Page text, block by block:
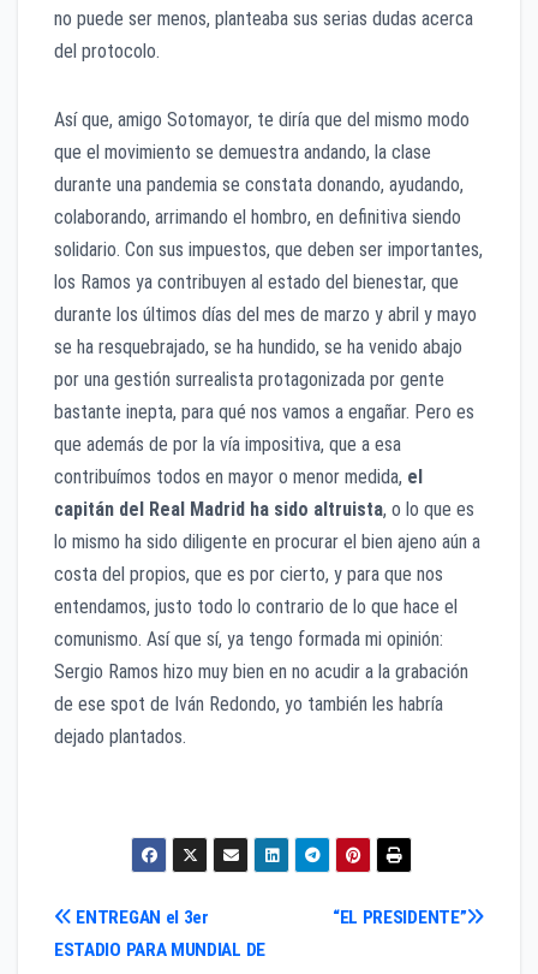
no puede ser menos, planteaba sus serias dudas acerca
del protocolo.
Así que, amigo Sotomayor, te diría que del mismo modo
que el movimiento se demuestra andando, la clase
durante una pandemia se constata donando, ayudando,
colaborando, arrimando el hombro, en definitiva siendo
solidario. Con sus impuestos, que deben ser importantes,
los Ramos ya contribuyen al estado del bienestar, que
durante los últimos días del mes de marzo y abril y mayo
se ha resquebrajado, se ha hundido, se ha venido abajo
por una gestión surrealista protagonizada por gente
bastante inepta, para qué nos vamos a engañar. Pero es
que además de por la vía impositiva, que a esa
contribuímos todos en mayor o menor medida, el
capitán del Real Madrid ha sido altruista, o lo que es
lo mismo ha sido diligente en procurar el bien ajeno aún a
costa del propios, que es por cierto, y para que nos
entendamos, justo todo lo contrario de lo que hace el
comunismo. Así que sí, ya tengo formada mi opinión:
Sergio Ramos hizo muy bien en no acudir a la grabación
de ese spot de Iván Redondo, yo también les habría
dejado plantados.
Navegación
“EL PRESIDENTE”
ENTREGAN el 3er
ESTADIO PARA MUNDIAL DE